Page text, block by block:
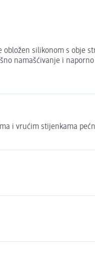
silikonom s obje
namašćivanje i
i vrućim stijenkama